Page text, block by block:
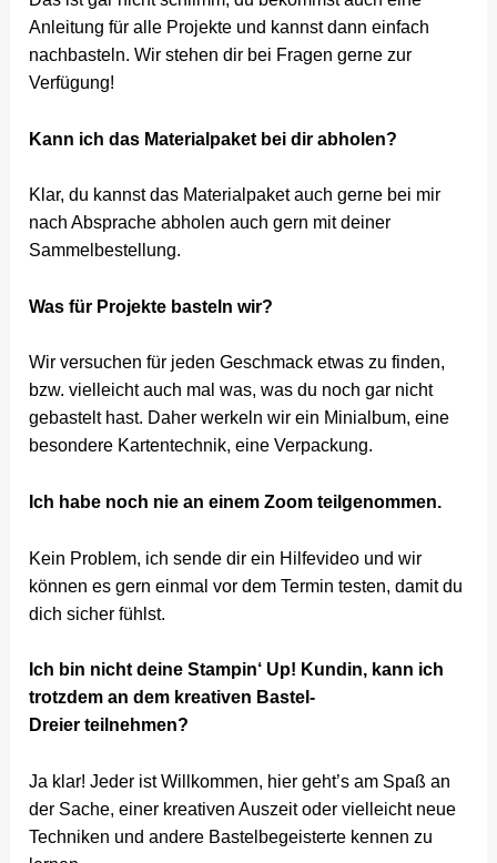
Anleitung für alle Projekte und kannst dann einfach
nachbasteln. Wir stehen dir bei Fragen gerne zur
Verfügung!
Kann ich das Materialpaket bei dir abholen?
Klar, du kannst das Materialpaket auch gerne bei mir
nach Absprache abholen auch gern mit deiner
Sammelbestellung.
Was für Projekte basteln wir?
Wir versuchen für jeden Geschmack etwas zu finden,
bzw. vielleicht auch mal was, was du noch gar nicht
gebastelt hast. Daher werkeln wir ein Minialbum, eine
besondere Kartentechnik, eine Verpackung.
Ich habe noch nie an einem Zoom teilgenommen.
Kein Problem, ich sende dir ein Hilfevideo und wir
können es gern einmal vor dem Termin testen, damit du
dich sicher fühlst.
Ich bin nicht deine Stampin‘ Up! Kundin, kann ich
trotzdem an dem kreativen Bastel-
Dreier teilnehmen?
Ja klar! Jeder ist Willkommen, hier geht’s am Spaß an
der Sache, einer kreativen Auszeit oder vielleicht neue
Techniken und andere Bastelbegeisterte kennen zu